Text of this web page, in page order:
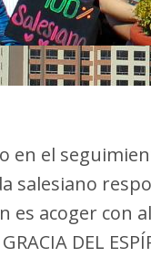
el
salesiano
acoger con
DEL